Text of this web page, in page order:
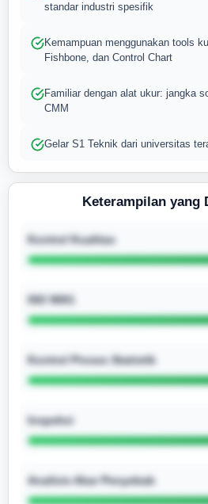
standar industri spesifik
Kemampuan menggunakan tools
Fishbone, dan Control Chart
Familiar dengan alat ukur: jangka
CMM
Gelar S1 Teknik dari universitas
Keterampilan yang
Kontrol Kualitas
ISO 9001
Kontrol Proses Statistik
Inspeksi
Analisis Akar Penyebab